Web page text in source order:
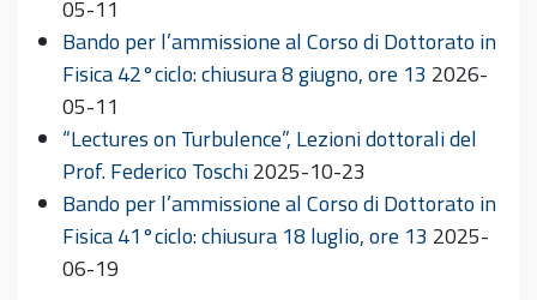
05-11
Bando per l’ammissione al Corso di Dottorato in
Fisica 42°ciclo: chiusura 8 giugno, ore 13 2026-
05-11
“Lectures on Turbulence”, Lezioni dottorali del
Prof. Federico Toschi2025-10-23
Bando per l’ammissione al Corso di Dottorato in
Fisica 41°ciclo: chiusura 18 luglio, ore 13 2025-
06-19